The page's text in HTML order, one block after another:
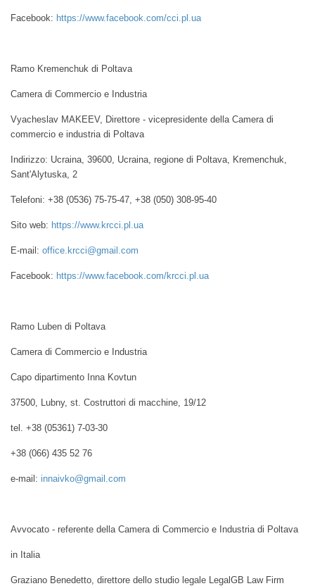
Facebook: https://www.facebook.com/cci.pl.ua
Ramo Kremenchuk di Poltava
Camera di Commercio e Industria
Vyacheslav MAKEEV, Direttore - vicepresidente della Camera di
commercio e industria di Poltava
Indirizzo: Ucraina, 39600, Ucraina, regione di Poltava, Kremenchuk,
Sant'Alytuska, 2
Telefoni: +38 (0536) 75-75-47, +38 (050) 308-95-40
Sito web: https://www.krcci.pl.ua
E-mail: office.krcci@gmail.com
Facebook: https://www.facebook.com/krcci.pl.ua
Ramo Luben di Poltava
Camera di Commercio e Industria
Capo dipartimento Inna Kovtun
37500, Lubny, st. Costruttori di macchine, 19/12
tel. +38 (05361) 7-03-30
+38 (066) 435 52 76
e-mail: innaivko@gmail.com
Avvocato - referente della Camera di Commercio e Industria di Poltava
in Italia
Graziano Benedetto, direttore dello studio legale LegalGB Law Firm